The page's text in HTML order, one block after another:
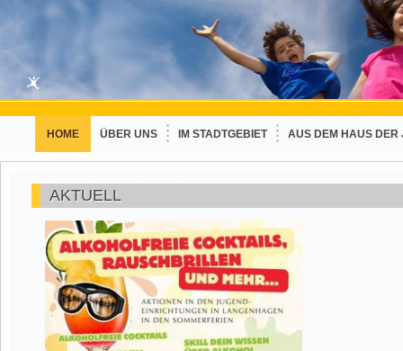
HOME ÜBER UNS IM STADTGEBIET AUS DEM HAUS DER
AKTUELL